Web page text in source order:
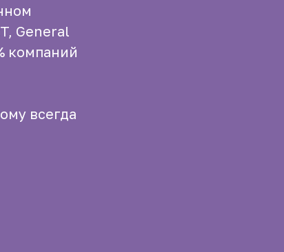
General
компаний
всегда